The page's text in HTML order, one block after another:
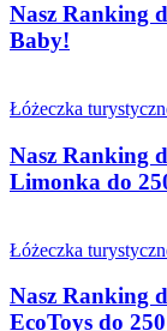
Nasz Ranking
Baby!
Łóżeczka
Nasz Ranking
Limonka do
Łóżeczka
Nasz Ranking
EcoToys do 250